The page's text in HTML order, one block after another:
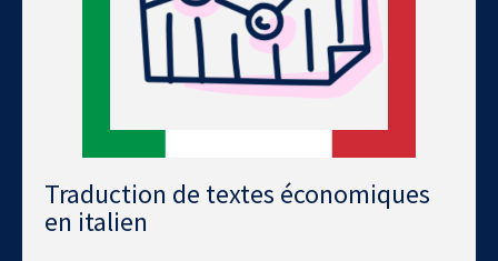
Traduction de textes économiques
en italien